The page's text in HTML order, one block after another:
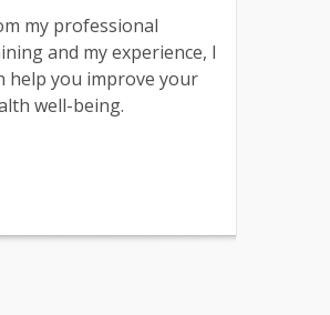
my professional
and my experience, I
help you improve your
well-being.